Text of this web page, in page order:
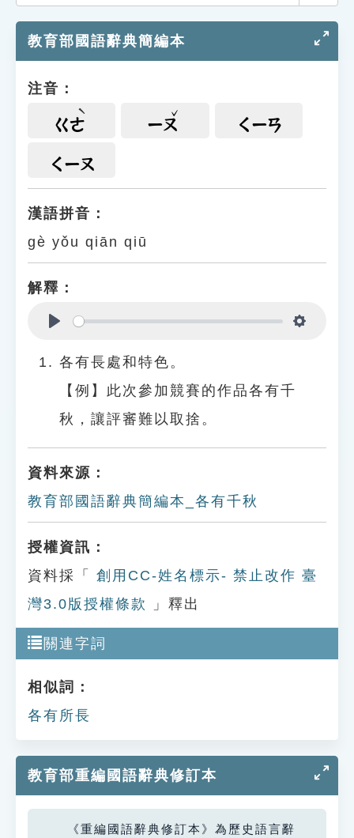
單字索引
遊戲專區
教學應用
貓頭鷹博士
教育部國語辭典簡編本
注音：
ㄍㄜ ㄧㄡ ㄑㄧㄢ
ㄑㄧㄡ
漢語拼音：
gè yǒu qiān qiū
解釋：
各有長處和特色。
【例】此次參加競賽的作品各有千
秋，讓評審難以取捨。
資料來源：
教育部國語辭典簡編本_各有千秋
授權資訊：
資料採「
創用CC-姓名標示- 禁止改作 臺
灣3.0版授權條款
」釋出
關連字詞
相似詞：
各有所長
教育部重編國語辭典修訂本
《重編國語辭典修訂本》為歷史語言辭